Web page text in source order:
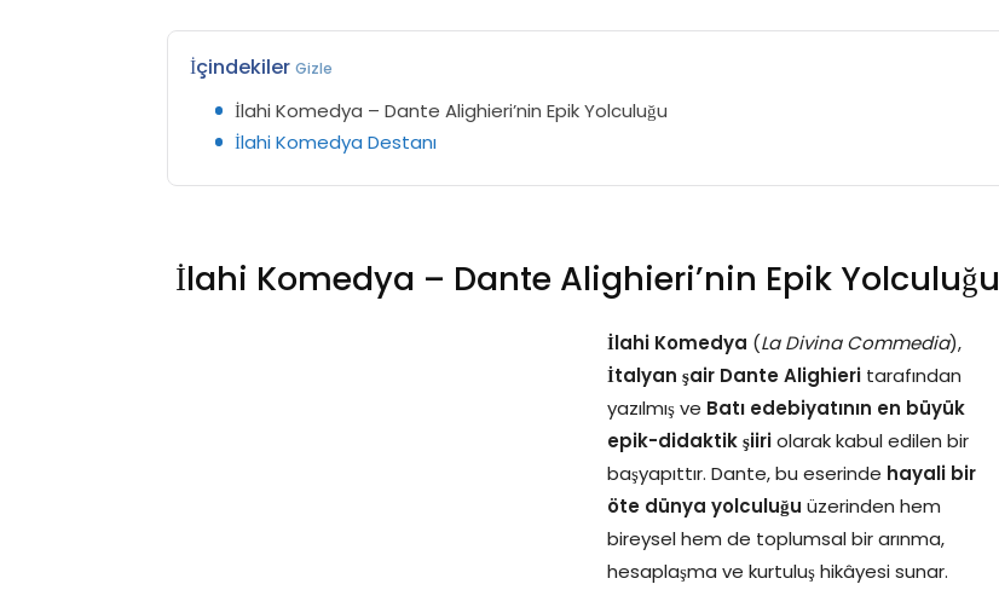
İçindekiler Gizle
İlahi Komedya – Dante Alighieri’nin Epik Yolculuğu
İlahi Komedya Destanı
İlahi Komedya – Dante Alighieri’nin Epik Yolculuğu
İlahi Komedya (La Divina Commedia),
İtalyan şair Dante Alighieri tarafından
yazılmış ve Batı edebiyatının en büyük
epik-didaktik şiiriolarak kabul edilen bir
başyapıttır. Dante, bu eserinde hayali bir
öte dünya yolculuğu üzerinden hem
bireysel hem de toplumsal bir arınma,
hesaplaşma ve kurtuluş hikâyesi sunar.